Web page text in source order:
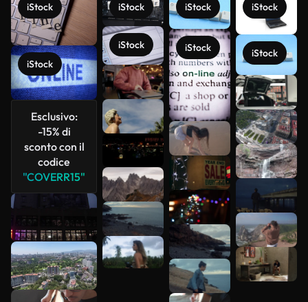
iStock
iStock
Esclusivo:
-15% di
sconto con il
codice
"COVERR15"
iStock
iStock
iStock
iStock
iStock
iStock
Scopri di
più